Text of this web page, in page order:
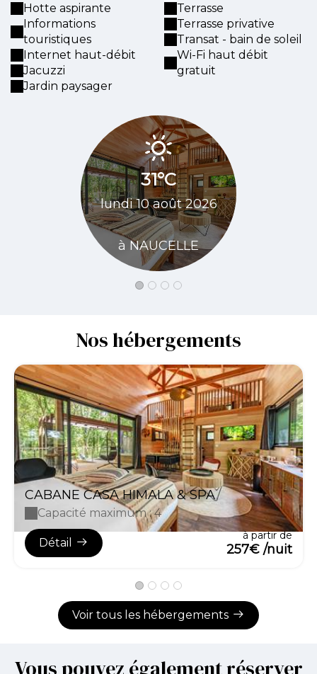
Hotte aspirante
Informations
touristiques
Internet haut-débit
Jacuzzi
Jardin paysager
Terrasse
Terrasse privative
Transat - bain de soleil
Wi-Fi haut débit
gratuit
31°C
lundi 10 août 2026
à NAUCELLE
Nos hébergements
CABANE CASA HIMALA & SPA
Capacité maximum : 4
Détail
à partir de
257€ /nuit
Voir tous les hébergements
Vous pouvez également réserver